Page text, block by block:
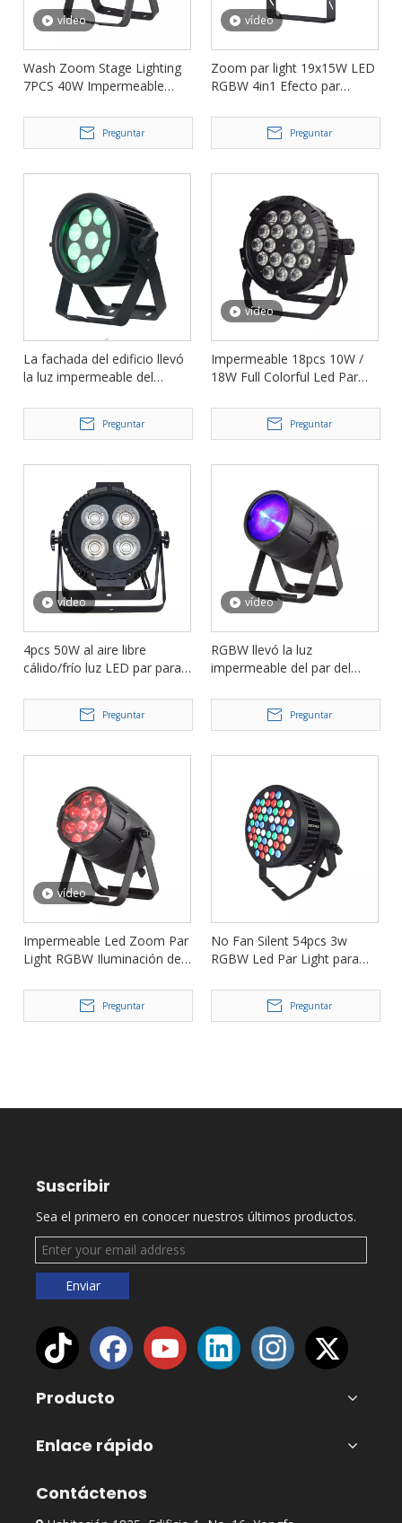
vídeo
Wash Zoom Stage Lighting
7PCS 40W Impermeable
LPW740Z
Preguntar
vídeo
Zoom par light 19x15W LED
RGBW 4in1 Efecto par
Preguntar
La fachada del edificio llevó
la luz impermeable del
del par FD-LPW910
Preguntar
vídeo
Impermeable 18pcs 10W /
18W Full Colorful Led Par
LPW1810
Preguntar
vídeo
4pcs 50W al aire libre
cálido/frío luz LED par para
Preguntar
vídeo
RGBW llevó la luz
impermeable del par del
aire libre de la barra FD-
Preguntar
vídeo
Impermeable Led Zoom Par
Light RGBW Iluminación de
Preguntar
No Fan Silent 54pcs 3w
RGBW Led Par Light para
Preguntar
Suscribir
Sea el primero en conocer nuestros últimos productos.
Enviar
Producto
Enlace rápido
Contáctenos